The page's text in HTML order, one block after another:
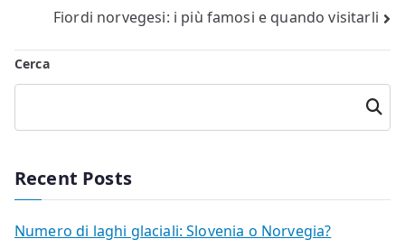
Navigazione
articoli
Fiordi norvegesi: i più famosi e quando visitarli
Cerca
Cerca
Recent Posts
Numero di laghi glaciali: Slovenia o Norvegia?